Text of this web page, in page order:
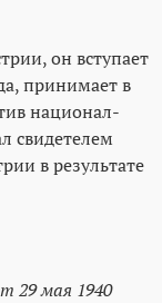
он вступает
принимает в
национал-
свидетелем
в результате
29 мая 1940